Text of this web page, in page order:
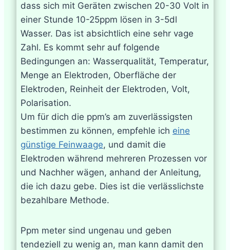
dass sich mit Geräten zwischen 20-30 Volt in
einer Stunde 10-25ppm lösen in 3-5dl
Wasser. Das ist absichtlich eine sehr vage
Zahl. Es kommt sehr auf folgende
Bedingungen an: Wasserqualität, Temperatur,
Menge an Elektroden, Oberfläche der
Elektroden, Reinheit der Elektroden, Volt,
Polarisation.
Um für dich die ppm’s am zuverlässigsten
bestimmen zu können, empfehle ich eine
günstige Feinwaage, und damit die
Elektroden während mehreren Prozessen vor
und Nachher wägen, anhand der Anleitung,
die ich dazu gebe. Dies ist die verlässlichste
bezahlbare Methode.
Ppm meter sind ungenau und geben
tendeziell zu wenig an, man kann damit den